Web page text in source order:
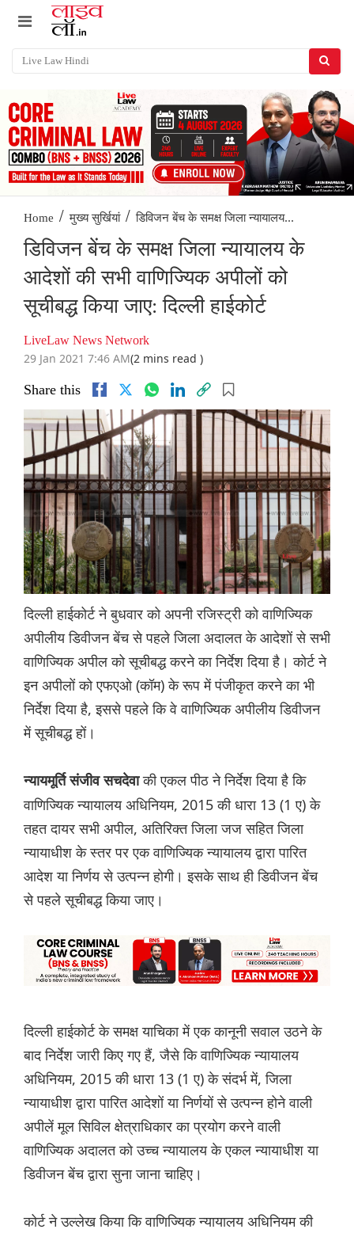
Home / मुख्य सुर्खियां / डिविजन बेंच के समक्ष जिला न्यायालय...
डिविजन बेंच के समक्ष जिला न्यायालय के
आदेशों की सभी वाणिज्यिक अपीलों को
सूचीबद्ध किया जाए: दिल्ली हाईकोर्ट
LiveLaw News Network
29 Jan 2021 7:46 AM(2 mins read )
Share this
दिल्ली हाईकोर्ट ने बुधवार को अपनी रजिस्ट्री को वाणिज्यिक
अपीलीय डिवीजन बेंच से पहले जिला अदालत के आदेशों से सभी
वाणिज्यिक अपील को सूचीबद्ध करने का निर्देश दिया है। कोर्ट ने
इन अपीलों को एफएओ (कॉम) के रूप में पंजीकृत करने का भी
निर्देश दिया है, इससे पहले कि वे वाणिज्यिक अपीलीय डिवीजन
में सूचीबद्ध हों।
न्यायमूर्ति संजीव सचदेवाकी एकल पीठ ने निर्देश दिया है कि
वाणिज्यिक न्यायालय अधिनियम, 2015 की धारा 13 (1 ए) के
तहत दायर सभी अपील, अतिरिक्त जिला जज सहित जिला
न्यायाधीश के स्तर पर एक वाणिज्यिक न्यायालय द्वारा पारित
आदेश या निर्णय से उत्पन्न होगी। इसके साथ ही डिवीजन बेंच
से पहले सूचीबद्ध किया जाए।
दिल्ली हाईकोर्ट के समक्ष याचिका में एक कानूनी सवाल उठने के
बाद निर्देश जारी किए गए हैं, जैसे कि वाणिज्यिक न्यायालय
अधिनियम, 2015 की धारा 13 (1 ए) के संदर्भ में, जिला
न्यायाधीश द्वारा पारित आदेशों या निर्णयों से उत्पन्न होने वाली
अपीलें मूल सिविल क्षेत्राधिकार का प्रयोग करने वाली
वाणिज्यिक अदालत को उच्च न्यायालय के एकल न्यायाधीश या
डिवीजन बेंच द्वारा सुना जाना चाहिए।
कोर्ट ने उल्लेख किया कि वाणिज्यिक न्यायालय अधिनियम की